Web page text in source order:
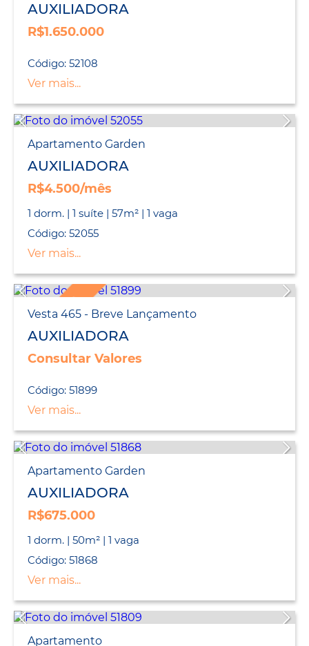
AUXILIADORA
R$1.650.000
Código: 52108
Ver mais...
Apartamento Garden
AUXILIADORA
R$4.500/mês
1 dorm. | 1 suíte | 57m² | 1 vaga
Código: 52055
Ver mais...
LANÇAMENTO
Vesta 465 - Breve Lançamento
AUXILIADORA
Consultar Valores
Código: 51899
Ver mais...
Apartamento Garden
AUXILIADORA
R$675.000
1 dorm. | 50m² | 1 vaga
Código: 51868
Ver mais...
Apartamento